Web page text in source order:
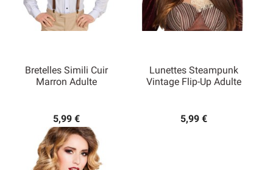
Bretelles Simili Cuir
Marron Adulte
5,99 €
Lunettes Steampunk
Vintage Flip-Up Adulte
5,99 €